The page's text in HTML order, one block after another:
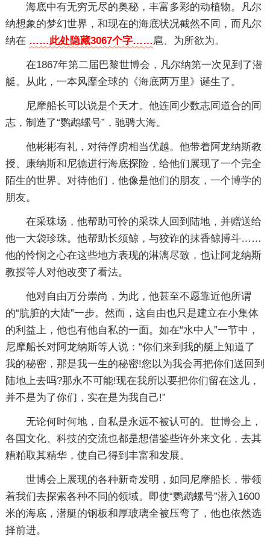
海底中有无穷无尽的奥秘，丰富多彩的动植物。凡尔
纳想象的梦幻世界，和现在的海底状况截然不同，而凡尔
纳在 ……此处隐藏3067个字……扈、为所欲为。
在1867年第二届巴黎世博会，凡尔纳第一次见到了潜
艇。从此，一本风靡全球的《海底两万里》诞生了。
尼摩船长可以说是个天才。他连同少数志同道合的同
志，制造了“鹦鹉螺号”，驰骋大海。
他彬彬有礼，对待俘虏相当优越。他带着阿龙纳斯教
授、康纳斯和尼德进行海底探险，给他们展现了一个完全
陌生的世界。对待他们，他像是他们的朋友，一个博学的
朋友。
在采珠场，他帮助可怜的采珠人回到陆地，并赠送给
他一大袋珍珠。他帮助长须鲸，与狡诈的抹香鲸搏斗……
他的怜悯之心在这些地方表现的淋漓尽致，也让阿龙纳斯
教授等人对他改变了看法。
他对自由万分崇尚，为此，他甚至不愿靠近他所谓
的“肮脏的大陆”一步。然而，这自由也只是建立在小集体
的利益上，他也有他自私的一面。如在“水中人”一节中，
尼摩船长对阿龙纳斯等人说：“你们来到我的艇上知道了
我的秘密，那是我一生的秘密!您以为我会再把你们送回到
陆地上去吗?那永不可能!现在我所以要把你们留在这儿，
并不是为了你们，实在是为我自己!”
无论何时何地，自私是永远不被认可的。世博会上，
各国文化、科技的交流也都是想借鉴些许外来文化，去其
糟粕取其精华，使自己得到丰富和发展。
世博会上展现的各种新奇发明，如同尼摩船长，带领
着我们去探索各种不同的领域。即使“鹦鹉螺号”潜入1600
米的海底，潜艇的钢板和厚玻璃全被压弯了，他也依然选
择前进。